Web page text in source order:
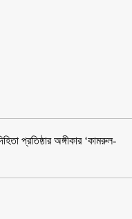
প্রতিষ্ঠার অঙ্গীকার ‘কামরুল-